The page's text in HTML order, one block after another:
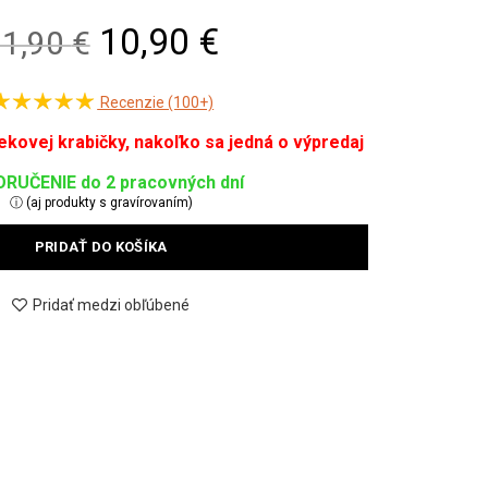
Recenzie (100+)
€ Original
price
was:
21,90 €.
10,90 €Current
is:
10,90 €.
do 2 pracovných dní
ⓘ (aj produkty s gravírovaním)
PRIDAŤ DO KOŠÍKA
Pridať medzi obľúbené